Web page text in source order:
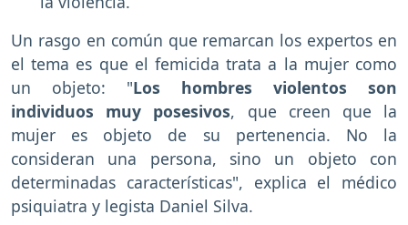
Un rasgo en común que remarcan los expertos en
el tema es que el femicida trata a la mujer como
un objeto: "Los hombres violentos son
individuos muy posesivos, que creen que la
mujer es objeto de su pertenencia. No la
consideran una persona, sino un objeto con
determinadas características", explica el médico
psiquiatra y legista Daniel Silva.